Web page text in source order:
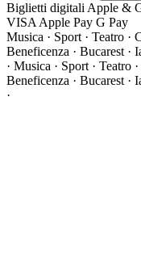
Biglietti digitali Apple &
VISA Apple Pay G Pay
Musica · Sport · Teatro ·
Beneficenza · Bucarest ·
· Musica · Sport · Teatro
Beneficenza · Bucarest ·
·